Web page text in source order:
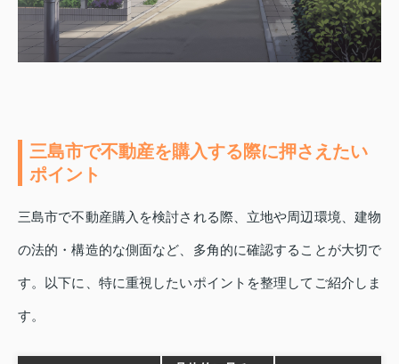
三島市で不動産を購入する際に押さえたい
ポイント
三島市で不動産購入を検討される際、立地や周辺環境、建物
の法的・構造的な側面など、多角的に確認することが大切で
す。以下に、特に重視したいポイントを整理してご紹介しま
す。